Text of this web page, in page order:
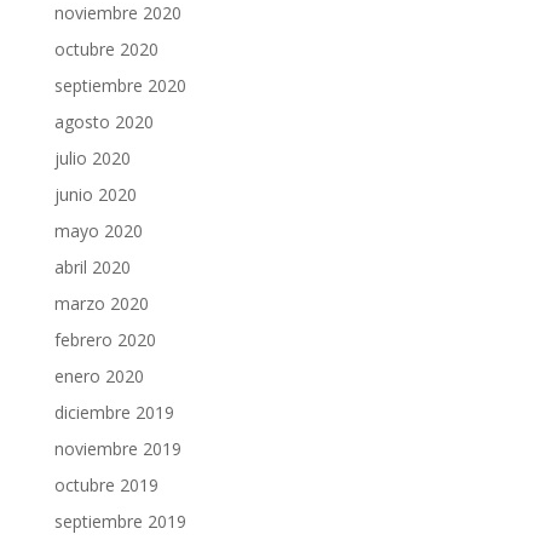
noviembre 2020
octubre 2020
septiembre 2020
agosto 2020
julio 2020
junio 2020
mayo 2020
abril 2020
marzo 2020
febrero 2020
enero 2020
diciembre 2019
noviembre 2019
octubre 2019
septiembre 2019